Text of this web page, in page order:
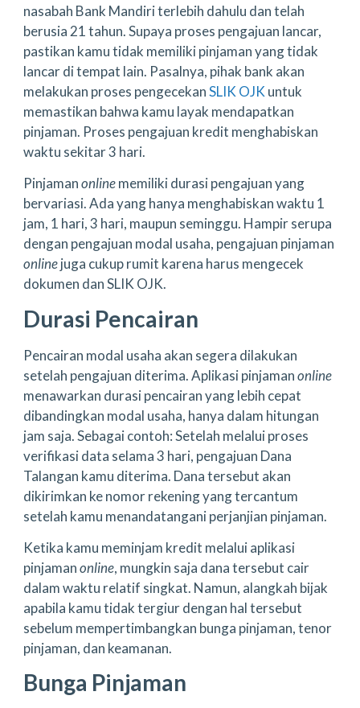
nasabah Bank Mandiri terlebih dahulu dan telah
berusia 21 tahun. Supaya proses pengajuan lancar,
pastikan kamu tidak memiliki pinjaman yang tidak
lancar di tempat lain. Pasalnya, pihak bank akan
melakukan proses pengecekanSLIK OJK untuk
memastikan bahwa kamu layak mendapatkan
pinjaman. Proses pengajuan kredit menghabiskan
waktu sekitar 3 hari.
Pinjamanonlinememiliki durasi pengajuan yang
bervariasi. Ada yang hanya menghabiskan waktu 1
jam, 1 hari, 3 hari, maupun seminggu. Hampir serupa
dengan pengajuan modal usaha, pengajuan pinjaman
onlinejuga cukup rumit karena harus mengecek
dokumen dan SLIK OJK.
Durasi Pencairan
Pencairan modal usaha akan segera dilakukan
setelah pengajuan diterima. Aplikasi pinjamanonline
menawarkan durasi pencairan yang lebih cepat
dibandingkan modal usaha, hanya dalam hitungan
jam saja. Sebagai contoh: Setelah melalui proses
verifikasi data selama 3 hari, pengajuan Dana
Talangan kamu diterima. Dana tersebut akan
dikirimkan ke nomor rekening yang tercantum
setelah kamu menandatangani perjanjian pinjaman.
Ketika kamu meminjam kredit melalui aplikasi
pinjamanonline, mungkin saja dana tersebut cair
dalam waktu relatif singkat. Namun, alangkah bijak
apabila kamu tidak tergiur dengan hal tersebut
sebelum mempertimbangkan bunga pinjaman, tenor
pinjaman, dan keamanan.
Bunga Pinjaman